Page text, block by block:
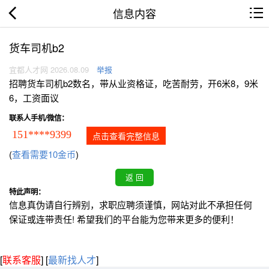
信息内容
货车司机b2
宜都人才网 2026.08.09 举报
招聘货车司机b2数名，带从业资格证，吃苦耐劳，开6米8，9米
6，工资面议
联系人手机/微信：
151****9399 点击查看完整信息
(查看需要10金币)
特此声明：
信息真伪请自行辨别，求职应聘须谨慎，网站对此不承担任何
保证或连带责任! 希望我们的平台能为您带来更多的便利！
[联系客服] [最新找人才]